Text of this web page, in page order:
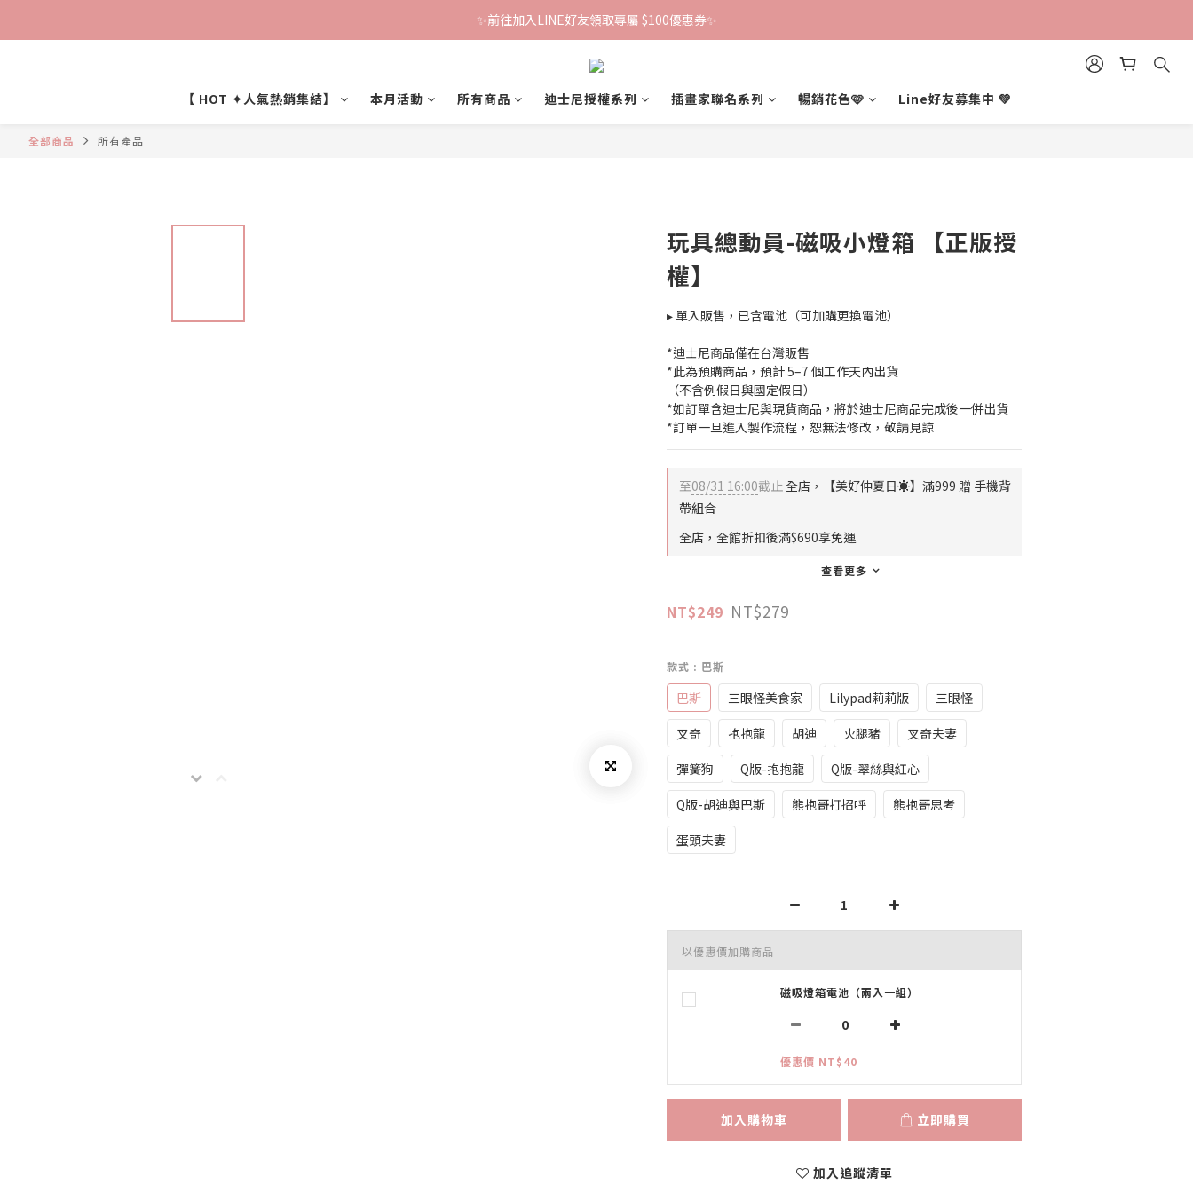
鐵粉群開張！限時加入贈100折價券🎀
✨前往加入LINE好友領取專屬 $100優惠券✨
【 HOT ✦人氣熱銷集結】 本月活動 所有商品 迪士尼授權系列 插畫家聯名系列 暢銷花色🩷 Line好友募集中 💚
全部商品 所有產品
玩具總動員-磁吸小燈箱 【正版授
權】
▸ 單入販售，已含電池（可加購更換電池）
*迪士尼商品僅在台灣販售
*此為預購商品，預計 5–7 個工作天內出貨
（不含例假日與國定假日）
*如訂單含迪士尼與現貨商品，將於迪士尼商品完成後一併出貨
*訂單一旦進入製作流程，恕無法修改，敬請見諒
至08/31 16:00截止全店，【美好仲夏日☀️】滿999 贈 手機背
帶組合
全店，全館折扣後滿$690享免運
查看更多
NT$249 NT$279
款式 : 巴斯
巴斯 三眼怪美食家 Lilypad莉莉版
三眼怪
叉奇
抱抱龍 胡迪 火腿豬
叉奇夫妻
彈簧狗
Q版-抱抱龍
Q版-翠絲與紅心
Q版-胡迪與巴斯
熊抱哥打招呼
熊抱哥思考
蛋頭夫妻
以優惠價加購商品
磁吸燈箱電池（兩入一組）
優惠價 NT$40
加入購物車 立即購買
加入追蹤清單